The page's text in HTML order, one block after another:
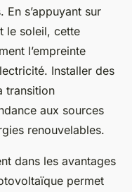
s’appuyant sur
le soleil, cette
l’empreinte
Installer des
transition
aux sources
renouvelables.
dans les avantages
permet